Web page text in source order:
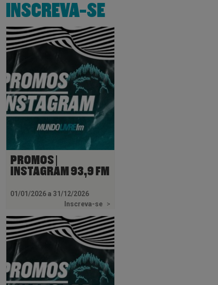
INSCREVA-SE
PROMOS |
INSTAGRAM 93,9 FM
01/01/2026 a 31/12/2026
Inscreva-se >